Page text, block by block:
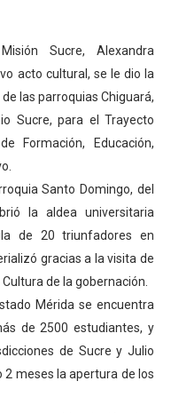
la atención
del OAN para la
del Encuentro LAGO
asfaltado
de
a más de 993
a Pueblo Llano con la
Sucre, Alexandra
acto cultural, se le dio la
las parroquias Chiguará,
Sucre, para el Trayecto
Formación, Educación,
Santo Domingo, del
la aldea universitaria
de 20 triunfadores en
gracias a la visita de
de la gobernación.
Mérida se encuentra
de 2500 estudiantes, y
de Sucre y Julio
2 meses la apertura de los